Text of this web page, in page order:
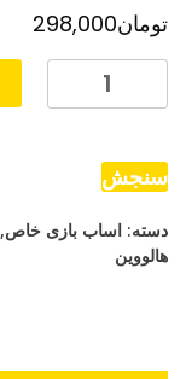
تومان298,000
جمجمه
انسان
سنجش
دسته: اساب بازی خاص,
هالووین